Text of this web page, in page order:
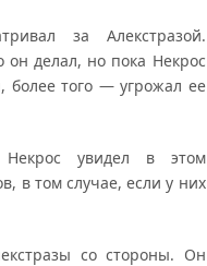
за Алекстразой.
он делал, но пока Некрос
того — угрожал ее
Некрос увидел в этом
в том случае, если у них
со стороны. Он